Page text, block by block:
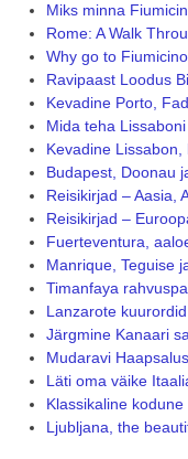
Miks minna
Rome: A Walk
Why go to
Ravipaast Loodus
Kevadine Porto,
Mida teha
Kevadine
Budapest, Doonau
Reisikirjad – Aasia,
Reisikirjad –
Fuerteventura,
Manrique, Teguise
Timanfaya
Lanzarote
Järgmine Kanaari
Mudaravi
Läti oma väike
Klassikaline kodune
Ljubljana, the